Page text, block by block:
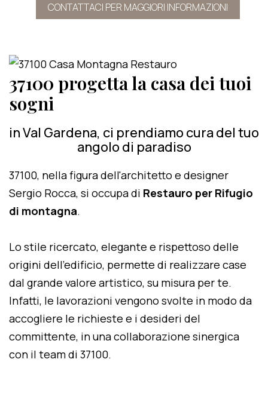
CONTATTACI PER MAGGIORI INFORMAZIONI
37100 progetta la casa dei tuoi
sogni
in Val Gardena, ci prendiamo cura del tuo
angolo di paradiso
37100, nella figura dell'architetto e designer
Sergio Rocca, si occupa di Restauro per Rifugio
di montagna.
Lo stile ricercato, elegante e rispettoso delle
origini dell'edificio, permette di realizzare case
dal grande valore artistico, su misura per te.
Infatti, le lavorazioni vengono svolte in modo da
accogliere le richieste e i desideri del
committente, in una collaborazione sinergica
con il team di 37100.